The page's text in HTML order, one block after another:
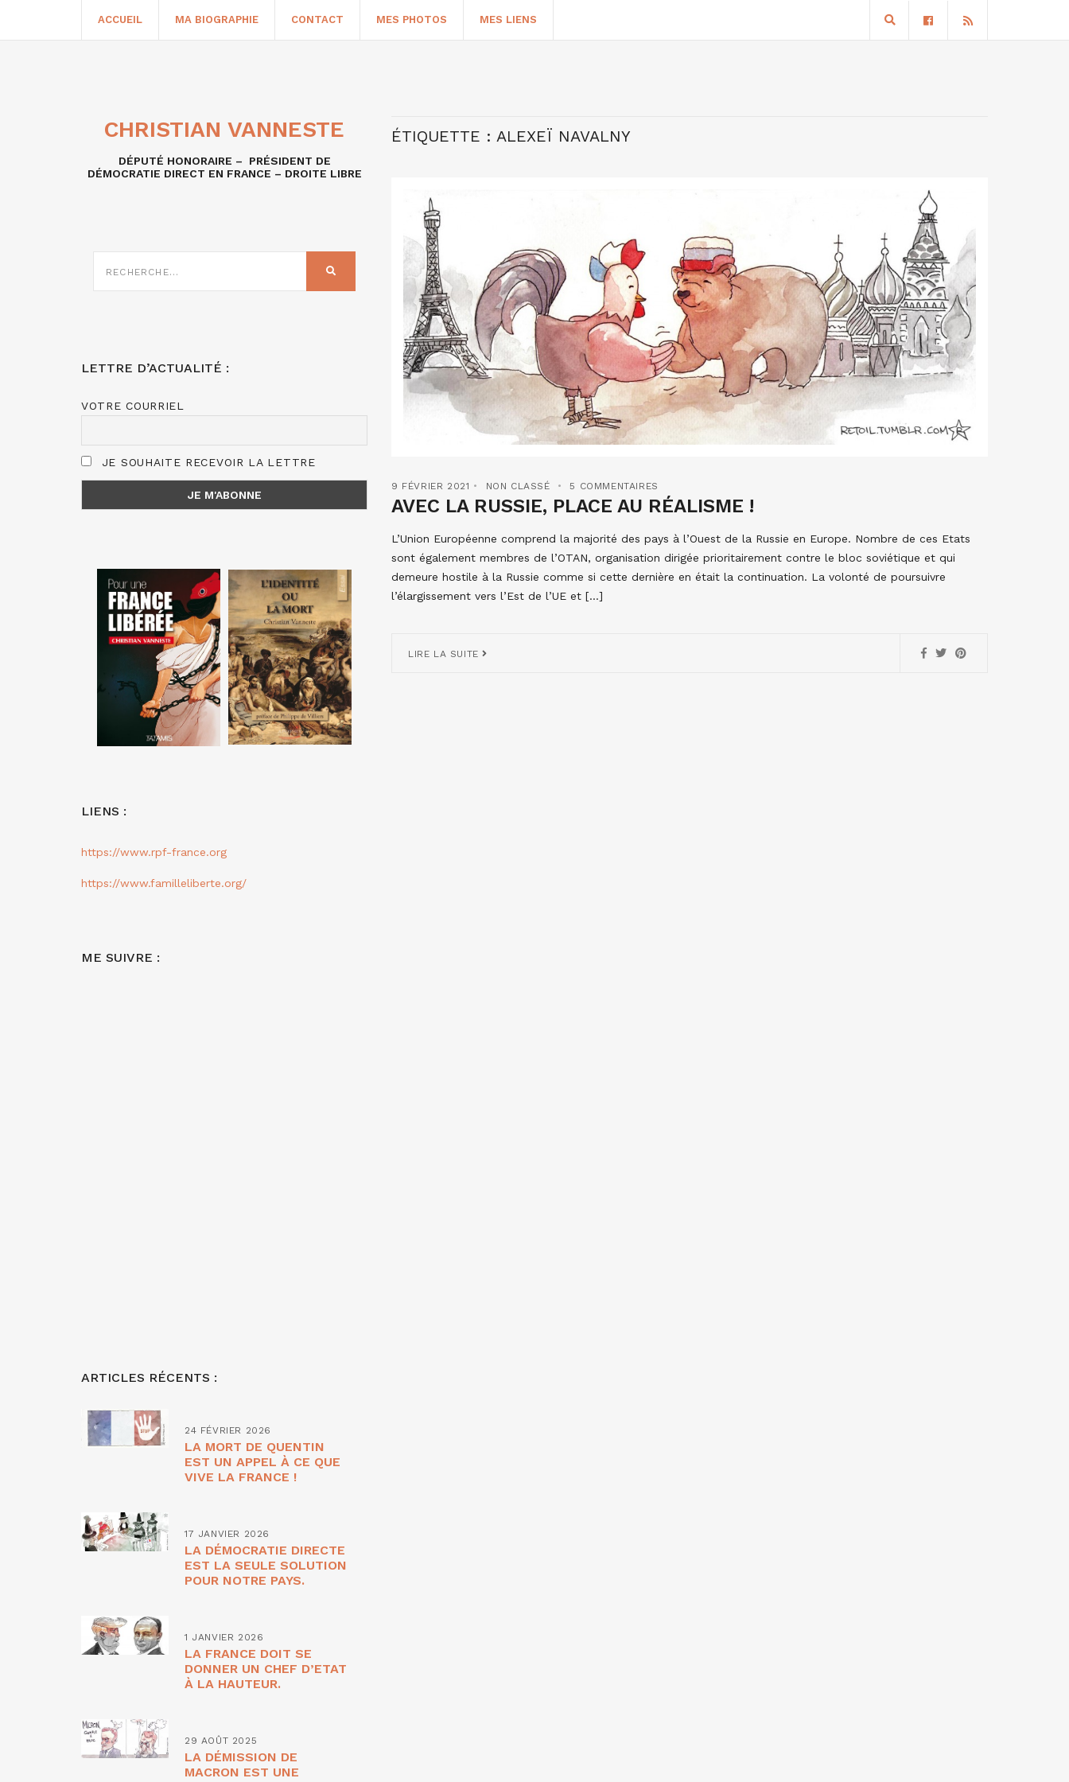
ACCUEIL MA BIOGRAPHIE CONTACT MES PHOTOS MES LIENS
ÉTIQUETTE : ALEXEÏ NAVALNY
9 FÉVRIER 2021 NON CLASSÉ 5 COMMENTAIRES
AVEC LA RUSSIE, PLACE AU RÉALISME !
L’Union Européenne comprend la majorité des pays à l’Ouest de la Russie en Europe. Nombre de ces Etats
sont également membres de l’OTAN, organisation dirigée prioritairement contre le bloc soviétique et qui
demeure hostile à la Russie comme si cette dernière en était la continuation. La volonté de poursuivre
l’élargissement vers l’Est de l’UE et […]
LIRE LA SUITE
CHRISTIAN VANNESTE
DÉPUTÉ HONORAIRE – PRÉSIDENT DE
DÉMOCRATIE DIRECT EN FRANCE – DROITE LIBRE
SUR
LETTRE D’ACTUALITÉ :
VOTRE COURRIEL
JE SOUHAITE RECEVOIR LA LETTRE
LIENS :
https://www.rpf-france.org
https://www.familleliberte.org/
ME SUIVRE :
ARTICLES RÉCENTS :
24 FÉVRIER 2026
LA MORT DE QUENTIN
EST UN APPEL À CE QUE
VIVE LA FRANCE !
17 JANVIER 2026
LA DÉMOCRATIE DIRECTE
EST LA SEULE SOLUTION
POUR NOTRE PAYS.
1 JANVIER 2026
LA FRANCE DOIT SE
DONNER UN CHEF D’ETAT
À LA HAUTEUR.
29 AOÛT 2025
LA DÉMISSION DE
MACRON EST UNE